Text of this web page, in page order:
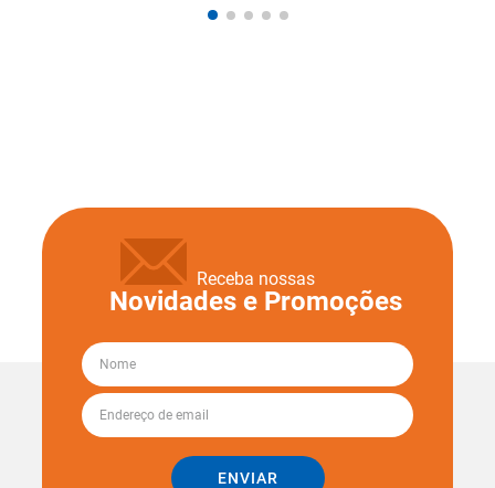
Receba nossas
Novidades e Promoções
ENVIAR